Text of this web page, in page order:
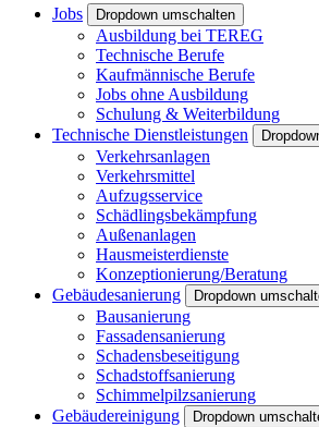
Jobs Dropdown umschalten
Ausbildung bei TEREG
Technische Berufe
Kaufmännische Berufe
Jobs ohne Ausbildung
Schulung & Weiterbildung
Technische Dienstleistungen
Verkehrsanlagen
Verkehrsmittel
Aufzugsservice
Schädlingsbekämpfung
Außenanlagen
Hausmeisterdienste
Konzeptionierung/Beratung
Gebäudesanierung
Dropdown
Bausanierung
Fassadensanierung
Schadensbeseitigung
Schadstoffsanierung
Schimmelpilzsanierung
Gebäudereinigung
Dropdown